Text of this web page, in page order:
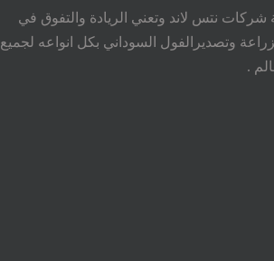
نتس لاند وتعني الريادة والتفوق في
وتصديرالفول السوداني بكل انواعه لجميع
.